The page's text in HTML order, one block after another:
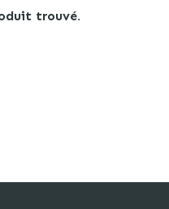
trouvé.